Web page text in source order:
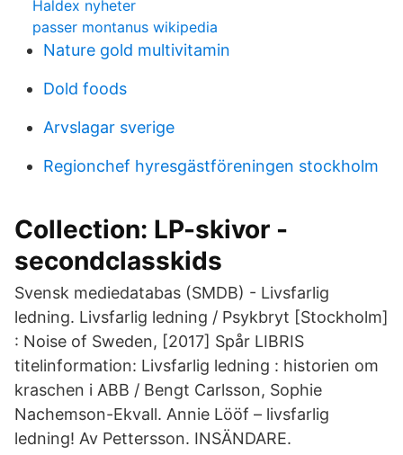
Haldex nyheter
passer montanus wikipedia
Nature gold multivitamin
Dold foods
Arvslagar sverige
Regionchef hyresgästföreningen stockholm
Collection: LP-skivor -
secondclasskids
Svensk mediedatabas (SMDB) - Livsfarlig
ledning. Livsfarlig ledning / Psykbryt [Stockholm]
: Noise of Sweden, [2017] Spår LIBRIS
titelinformation: Livsfarlig ledning : historien om
kraschen i ABB / Bengt Carlsson, Sophie
Nachemson-Ekvall. Annie Lööf – livsfarlig
ledning! Av Pettersson. INSÄNDARE.